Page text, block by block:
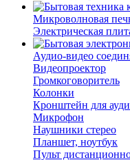
Микроволновая
Электрическая
Аудио-видео
Видеопроектор
Громкоговоритель
Колонки
Кронштейн для
Микрофон
Наушники стерео
Планшет, ноутбук
Пульт